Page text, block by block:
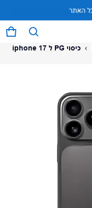
0 פריטים
›
כיסוי PG ל iphone 17